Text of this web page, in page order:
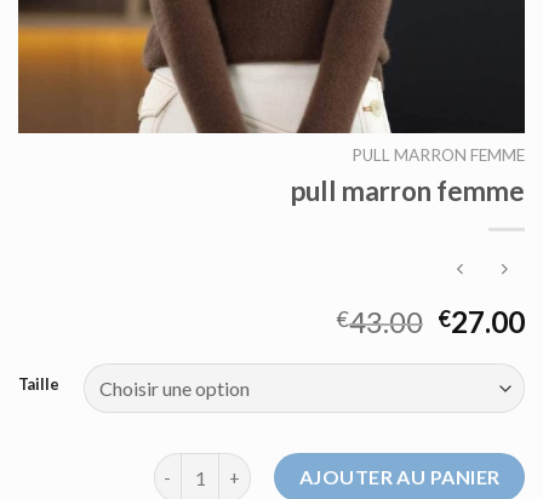
PULL MARRON FEMME
pull marron femme
€43.00 €27.00
Taille
quantité de pull marron femme
AJOUTER AU PANIER